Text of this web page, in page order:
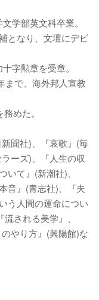
学部英文科卒業。
となり、文壇にデビ
字勲章を受章。
まで、海外邦人宣教
めた。
聞社)、『哀歌』(毎
ーズ)、『人生の収
て』(新潮社)、
音』(青志社)、『夫
う人間の運命につい
される美学』、
やり方』(興陽館)な